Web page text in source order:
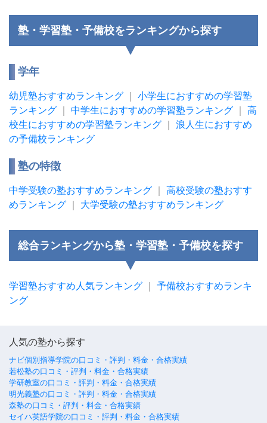
塾・学習塾・予備校をランキングから探す
学年
幼児塾おすすめランキング
小学生におすすめの学習塾
ランキング
中学生におすすめの学習塾ランキング
高
校生におすすめの学習塾ランキング
浪人生におすすめ
の予備校ランキング
塾の特徴
中学受験の塾おすすめランキング
高校受験の塾おすす
めランキング
大学受験の塾おすすめランキング
総合ランキングから塾・学習塾・予備校を探す
学習塾おすすめ人気ランキング
予備校おすすめランキ
ング
人気の塾から探す
ナビ個別指導学院の口コミ・評判・料金・合格実績
若松塾の口コミ・評判・料金・合格実績
学研教室の口コミ・評判・料金・合格実績
明光義塾の口コミ・評判・料金・合格実績
森塾の口コミ・評判・料金・合格実績
セイハ英語学院の口コミ・評判・料金・合格実績